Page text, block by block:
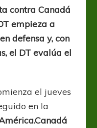
impone
como
cinco
y
despeja
contra Canadá
empieza a
defensa y, con
el DT evalúa el
el jueves
en la
Canadá